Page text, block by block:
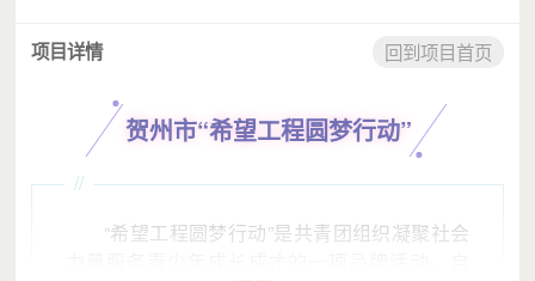
项目详情 回到项目首页
贺州市“希望工程圆梦行动”
//
“希望工程圆梦行动”是共青团组织凝聚社会